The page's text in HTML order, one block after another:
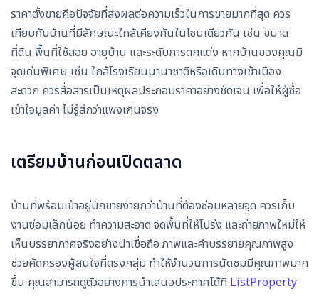
ราคาตั้งขายคือปัจจัยที่ส่งผลต่อความเร็วในการขายมากที่สุด ควร
เทียบกับบ้านที่มีลักษณะใกล้เคียงกันในโซนเดียวกัน เช่น ขนาด
ที่ดิน พื้นที่ใช้สอย อายุบ้าน และระดับการตกแต่ง หากบ้านของคุณมี
จุดเด่นพิเศษ เช่น ใกล้โรงเรียนนานาชาติหรือเดินทางเข้าเมือง
สะดวก ควรสื่อสารเป็นเหตุผลประกอบราคาอย่างชัดเจน เพื่อให้ผู้ซื้อ
เข้าใจมูลค่า ไม่รู้สึกว่าแพงเกินจริง
เตรียมบ้านก่อนเปิดตลาด
บ้านที่พร้อมเข้าอยู่มักขายง่ายกว่าบ้านที่ต้องซ่อมหลายจุด ควรเก็บ
งานซ่อมเล็กน้อย ทำความสะอาด จัดพื้นที่ให้โปร่ง และถ่ายภาพใหม่ให้
เห็นบรรยากาศจริงอย่างน่าเชื่อถือ ภาพและคำบรรยายคุณภาพสูง
ช่วยคัดกรองผู้สนใจที่ตรงกลุ่ม ทำให้จำนวนการนัดชมมีคุณภาพมาก
ขึ้น คุณสามารถดูตัวอย่างการนำเสนอประกาศได้ที่ ListProperty